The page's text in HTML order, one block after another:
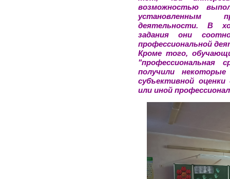
возможностью
установленным
деятельности. В
задания они
профессиональной
Кроме того,
"профессиональная
получили
субъективной
или иной